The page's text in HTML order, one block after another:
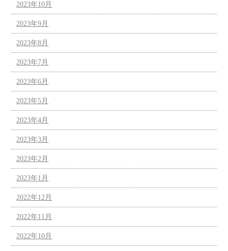
2023年10月
2023年9月
2023年8月
2023年7月
2023年6月
2023年5月
2023年4月
2023年3月
2023年2月
2023年1月
2022年12月
2022年11月
2022年10月